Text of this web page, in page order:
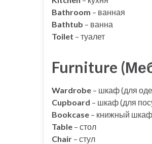
Bathroom – ванная
Bathtub – ванна
Toilet – туалет
Furniture
Wardrobe – шкаф (для
Cupboard – шкаф (для
Bookcase – книжный шкаф
Table – стол
Chair – стул